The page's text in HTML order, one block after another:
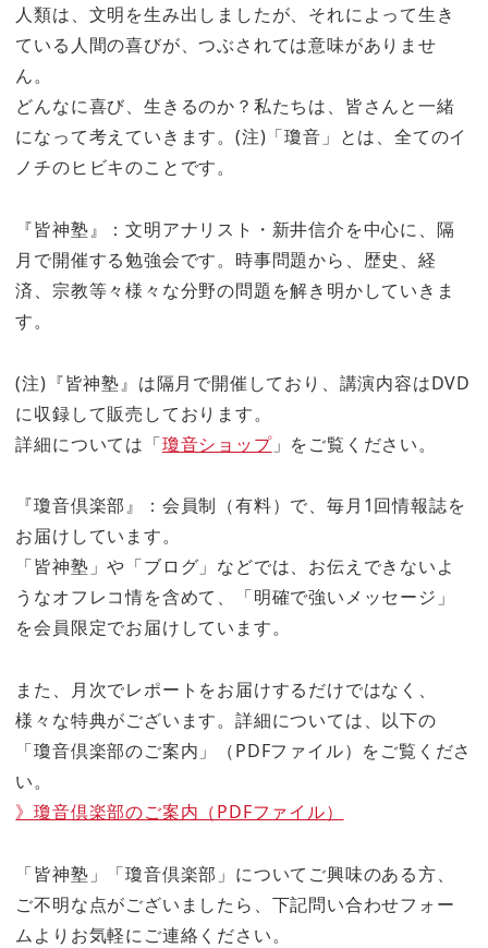
人類は、文明を生み出しましたが、それによって生き
ている人間の喜びが、つぶされては意味がありませ
ん。
どんなに喜び、生きるのか？私たちは、皆さんと一緒
になって考えていきます。(注)「瓊音」とは、全てのイ
ノチのヒビキのことです。
『皆神塾』：文明アナリスト・新井信介を中心に、隔
月で開催する勉強会です。時事問題から、歴史、経
済、宗教等々様々な分野の問題を解き明かしていきま
す。
(注)『皆神塾』は隔月で開催しており、講演内容はDVD
に収録して販売しております。
詳細については「瓊音ショップ」をご覧ください。
『瓊音倶楽部』：会員制（有料）で、毎月1回情報誌を
お届けしています。
「皆神塾」や「ブログ」などでは、お伝えできないよ
うなオフレコ情を含めて、「明確で強いメッセージ」
を会員限定でお届けしています。
また、月次でレポートをお届けするだけではなく、
様々な特典がございます。詳細については、以下の
「瓊音倶楽部のご案内」（PDFファイル）をご覧くださ
い。
》瓊音倶楽部のご案内（PDFファイル）
「皆神塾」「瓊音倶楽部」についてご興味のある方、
ご不明な点がございましたら、下記問い合わせフォー
ムよりお気軽にご連絡ください。